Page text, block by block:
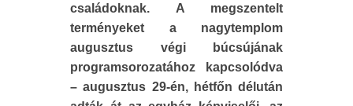
családoknak. A megszentelt
terményeket a nagytemplom
augusztus végi búcsújának
programsorozatához kapcsolódva
– augusztus 29-én, hétfőn délután